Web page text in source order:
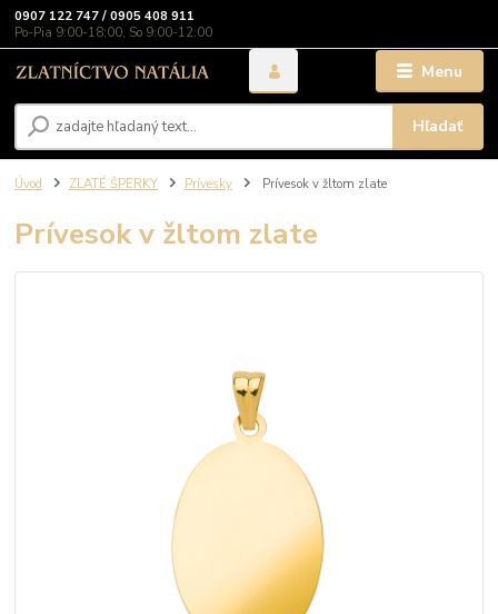
Menu
Hľadať
0907 122 747 / 0905 408 911
Po-Pia 9:00-18:00, So 9:00-12:00
Úvod ZLATÉ ŠPERKY Prívesky Prívesok v žltom zlate
Prívesok v žltom zlate